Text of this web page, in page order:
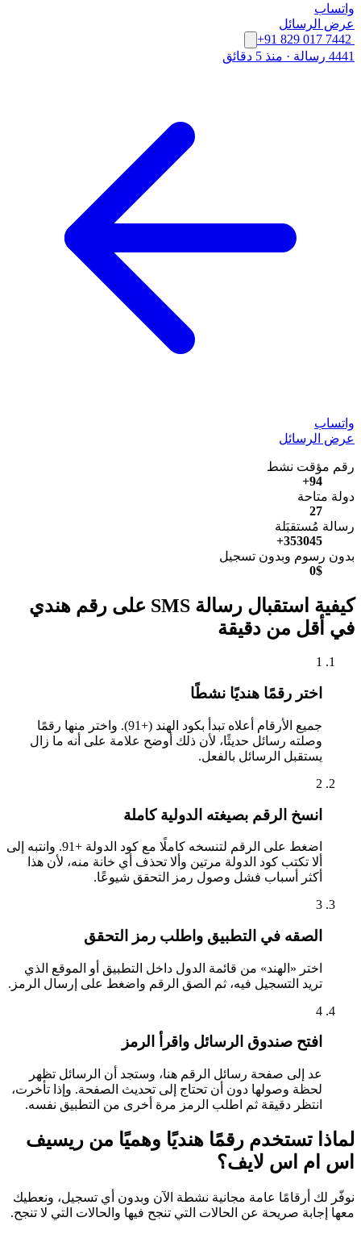
واتساب
عرض الرسائل
+91 829 017 7442
4441 رسالة
· منذ 5 دقائق
واتساب
عرض الرسائل
رقم مؤقت نشط
94+
دولة متاحة
27
رسالة مُستقبَلة
353045+
بدون رسوم وبدون تسجيل
0$
كيفية استقبال رسالة SMS على رقم هندي
في أقل من دقيقة
1
اختر رقمًا هنديًا نشطًا
جميع الأرقام أعلاه تبدأ بكود الهند (+91). واختر منها رقمًا
وصلته رسائل حديثًا، لأن ذلك أوضح علامة على أنه ما زال
يستقبل الرسائل بالفعل.
2
انسخ الرقم بصيغته الدولية كاملة
اضغط على الرقم لتنسخه كاملًا مع كود الدولة +91. وانتبه إلى
ألا تكتب كود الدولة مرتين وألا تحذف أي خانة منه، لأن هذا
أكثر أسباب فشل وصول رمز التحقق شيوعًا.
3
الصقه في التطبيق واطلب رمز التحقق
اختر «الهند» من قائمة الدول داخل التطبيق أو الموقع الذي
تريد التسجيل فيه، ثم الصق الرقم واضغط على إرسال الرمز.
4
افتح صندوق الرسائل واقرأ الرمز
عد إلى صفحة رسائل الرقم هنا، وستجد أن الرسائل تظهر
لحظة وصولها دون أن تحتاج إلى تحديث الصفحة. وإذا تأخرت،
انتظر دقيقة ثم اطلب الرمز مرة أخرى من التطبيق نفسه.
لماذا تستخدم رقمًا هنديًا وهميًا من ريسيف
اس ام اس لايف؟
نوفّر لك أرقامًا عامة مجانية نشطة الآن وبدون أي تسجيل، ونعطيك
معها إجابة صريحة عن الحالات التي تنجح فيها والحالات التي لا تنجح.